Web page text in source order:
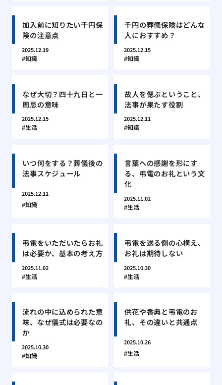
加入前に知りたい千円保
険の注意点
2025.12.19
知識
千円の葬儀保険はどんな
人におすすめ？
2025.12.15
知識
なぜ大切？四十九日と一
周忌の意味
2025.12.15
生活
故人を偲ぶということ、
法事が果たす役割
2025.12.11
知識
いつ何をする？葬儀後の
法事スケジュール
2025.12.11
知識
言葉への感謝を形にす
る、弔電のお礼という文
化
2025.11.02
生活
弔電をいただいたらお礼
は必要か、基本の考え方
2025.11.02
生活
弔電を送る側の心構え、
お礼は期待しない
2025.10.30
生活
流れの中に込められた意
味、なぜ儀式は必要なの
か
2025.10.30
知識
供花や香典と弔電のお
礼、その違いと共通点
2025.10.26
生活